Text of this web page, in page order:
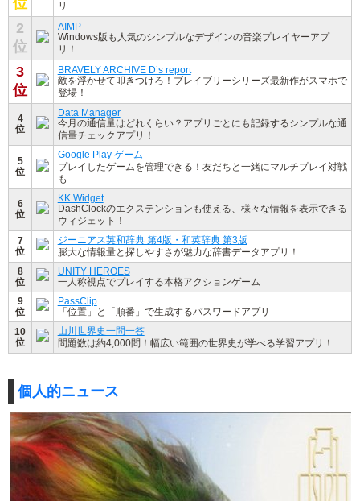
リ
2
位
AIMP
Windows版も人気のシンプルなデザインの音楽プレイヤーアプ
リ！
3
位
BRAVELY ARCHIVE D’s report
敵を浮かせて叩きつけろ！ブレイブリーシリーズ最新作がスマホで
登場！
4
位
Data Manager
今月の通信量はどれくらい？アプリごとにも記録するシンプルな通
信量チェックアプリ！
5
位
Google Play ゲーム
プレイしたゲームを管理できる！友だちと一緒にマルチプレイ対戦
も
6
位
KK Widget
DashClockのエクステンションも使える、様々な情報を表示できる
ウィジェット！
7
位
ジーニアス英和辞典 第4版・和英辞典 第3版
膨大な情報量と探しやすさが魅力な辞書データアプリ！
8
位
UNITY HEROES
一人称視点でプレイする本格アクションゲーム
9
位
PassClip
「位置」と「順番」で生成するパスワードアプリ
10
位
山川世界史一問一答
問題数は約4,000問！幅広い範囲の世界史が学べる学習アプリ！
個人的ニュース